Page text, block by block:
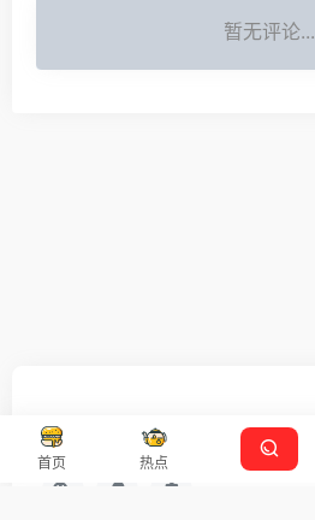
暂无评论...
首页 热点
友链申请 免责声明 广告合作